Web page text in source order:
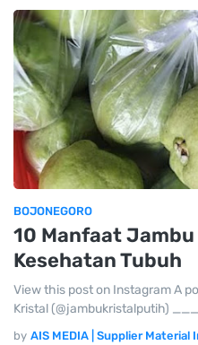
BOJONEGORO
10 Manfaat
Kesehatan Tubuh
View this post on Instagram A
Kristal (@jambukristalputih)
by AIS MEDIA | Supplier